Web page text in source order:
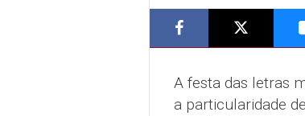
A festa das letras
a particularidade